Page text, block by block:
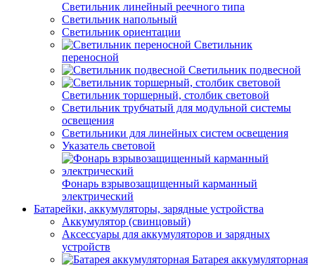
Светильник линейный реечного типа
Светильник напольный
Светильник ориентации
Светильник
переносной
Светильник подвесной
Светильник торшерный, столбик световой
Светильник трубчатый для модульной системы
освещения
Светильники для линейных систем освещения
Указатель световой
Фонарь взрывозащищенный карманный
электрический
Батарейки, аккумуляторы, зарядные устройства
Аккумулятор (свинцовый)
Аксессуары для аккумуляторов и зарядных
устройств
Батарея аккумуляторная